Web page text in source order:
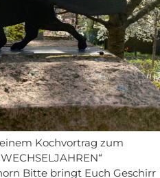
Kochvortrag zum
Bitte bringt Euch Geschirr